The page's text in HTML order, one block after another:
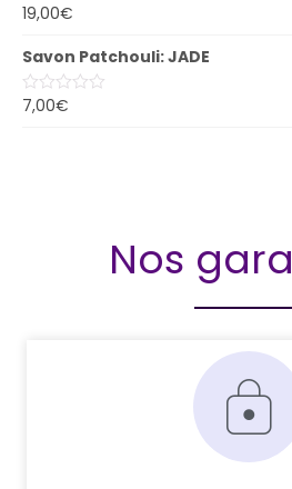
Note
5
19,00€
Savon Patchouli: JADE
Note
7,00€
Nos